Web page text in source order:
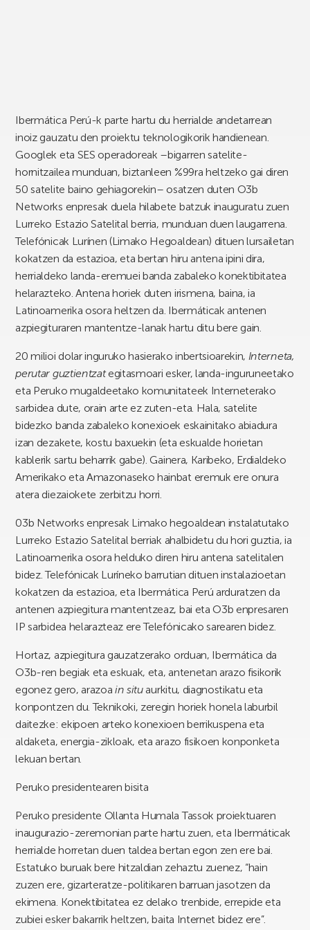
Ibermática Perú-k parte hartu du herrialde andetarrean
inoiz gauzatu den proiektu teknologikorik handienean.
Googlek eta SES operadoreak –bigarren satelite-
hornitzailea munduan, biztanleen %99ra heltzeko gai diren
50 satelite baino gehiagorekin– osatzen duten O3b
Networks enpresak duela hilabete batzuk inauguratu zuen
Lurreko Estazio Satelital berria, munduan duen laugarrena.
Telefónicak Lurínen (Limako Hegoaldean) dituen lursailetan
kokatzen da estazioa, eta bertan hiru antena ipini dira,
herrialdeko landa-eremuei banda zabaleko konektibitatea
helarazteko. Antena horiek duten irismena, baina, ia
Latinoamerika osora heltzen da. Ibermáticak antenen
azpiegituraren mantentze-lanak hartu ditu bere gain.
20 milioi dolar inguruko hasierako inbertsioarekin, Interneta,
perutar guztientzategitasmoari esker, landa-inguruneetako
eta Peruko mugaldeetako komunitateek Interneterako
sarbidea dute, orain arte ez zuten-eta. Hala, satelite
bidezko banda zabaleko konexioek eskainitako abiadura
izan dezakete, kostu baxuekin (eta eskualde horietan
kablerik sartu beharrik gabe). Gainera, Karibeko, Erdialdeko
Amerikako eta Amazonaseko hainbat eremuk ere onura
atera diezaiokete zerbitzu horri.
03b Networks enpresak Limako hegoaldean instalatutako
Lurreko Estazio Satelital berriak ahalbidetu du hori guztia, ia
Latinoamerika osora helduko diren hiru antena satelitalen
bidez. Telefónicak Luríneko barrutian dituen instalazioetan
kokatzen da estazioa, eta Ibermática Perú arduratzen da
antenen azpiegitura mantentzeaz, bai eta O3b enpresaren
IP sarbidea helarazteaz ere Telefónicako sarearen bidez.
Hortaz, azpiegitura gauzatzerako orduan, Ibermática da
O3b-ren begiak eta eskuak, eta, antenetan arazo fisikorik
egonez gero, arazoain situaurkitu, diagnostikatu eta
konpontzen du. Teknikoki, zeregin horiek honela laburbil
daitezke: ekipoen arteko konexioen berrikuspena eta
aldaketa, energia-zikloak, eta arazo fisikoen konponketa
lekuan bertan.
Peruko presidentearen bisita
Peruko presidente Ollanta Humala Tassok proiektuaren
inaugurazio-zeremonian parte hartu zuen, eta Ibermáticak
herrialde horretan duen taldea bertan egon zen ere bai.
Estatuko buruak bere hitzaldian zehaztu zuenez, “hain
zuzen ere, gizarteratze-politikaren barruan jasotzen da
ekimena. Konektibitatea ez delako trenbide, errepide eta
zubiei esker bakarrik heltzen, baita Internet bidez ere”.